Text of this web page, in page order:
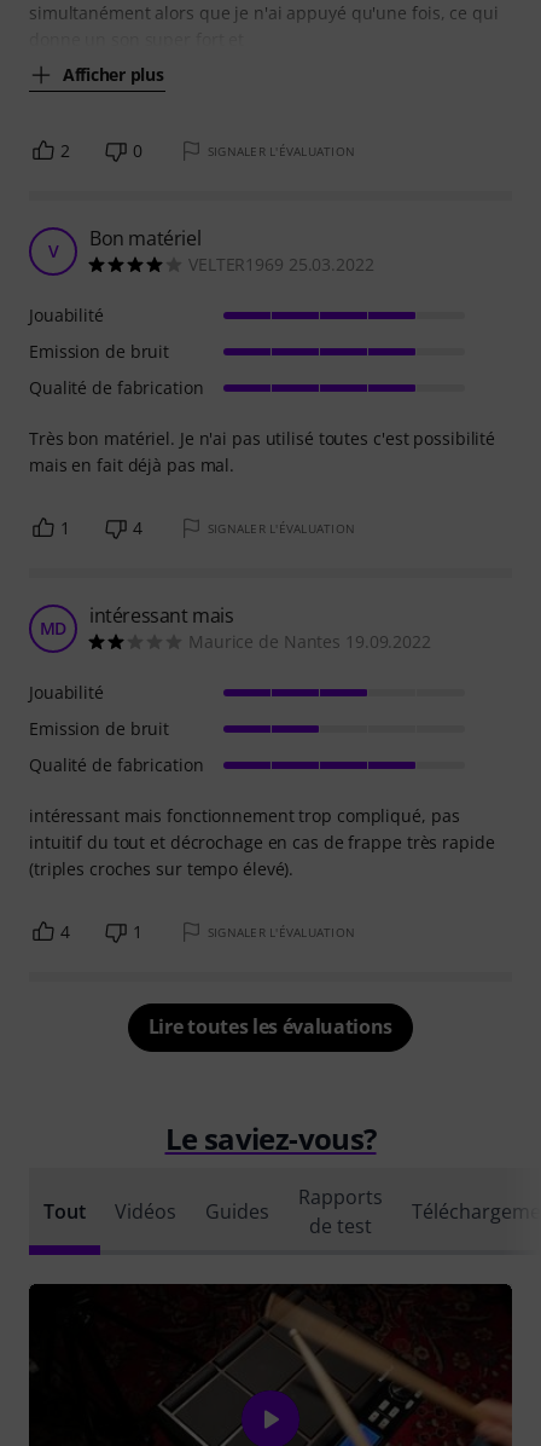
simultanément alors que je n'ai appuyé qu'une fois, ce qui
Afficher plus
2 0 SIGNALER L'ÉVALUATION
V Bon matériel
VELTER1969 25.03.2022
Très bon matériel. Je n'ai pas utilisé toutes c'est possibilité
mais en fait déjà pas mal.
Jouabilité
Emission de bruit
Qualité de fabrication
1 4 SIGNALER L'ÉVALUATION
MD intéressant mais
Maurice de Nantes 19.09.2022
intéressant mais fonctionnement trop compliqué, pas
intuitif du tout et décrochage en cas de frappe très rapide
(triples croches sur tempo élevé).
Jouabilité
Emission de bruit
Qualité de fabrication
4 1 SIGNALER L'ÉVALUATION
Lire toutes les évaluations
Le saviez-vous?
Tout Vidéos Guides
Rapports
de test